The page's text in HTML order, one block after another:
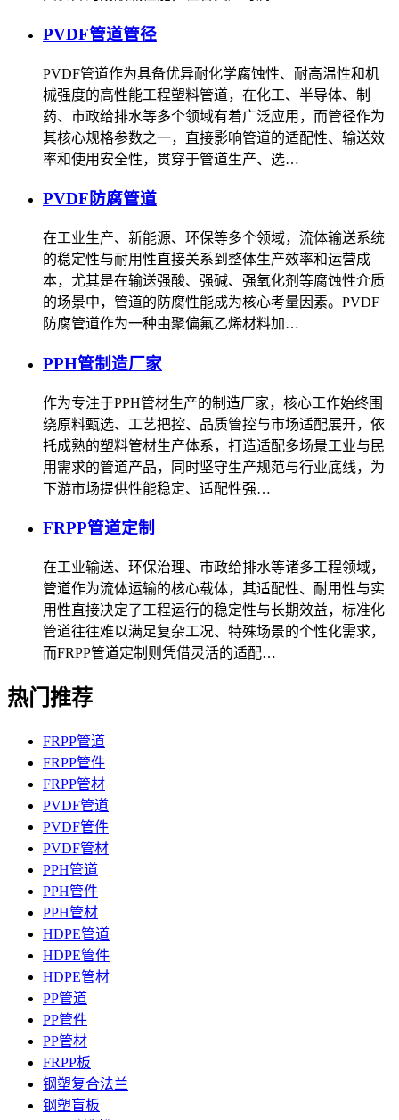
PVDF管道管径
PVDF管道作为具备优异耐化学腐蚀性、耐高温性和机
械强度的高性能工程塑料管道，在化工、半导体、制
药、市政给排水等多个领域有着广泛应用，而管径作为
其核心规格参数之一，直接影响管道的适配性、输送效
率和使用安全性，贯穿于管道生产、选…
PVDF防腐管道
在工业生产、新能源、环保等多个领域，流体输送系统
的稳定性与耐用性直接关系到整体生产效率和运营成
本，尤其是在输送强酸、强碱、强氧化剂等腐蚀性介质
的场景中，管道的防腐性能成为核心考量因素。PVDF
防腐管道作为一种由聚偏氟乙烯材料加…
PPH管制造厂家
作为专注于PPH管材生产的制造厂家，核心工作始终围
绕原料甄选、工艺把控、品质管控与市场适配展开，依
托成熟的塑料管材生产体系，打造适配多场景工业与民
用需求的管道产品，同时坚守生产规范与行业底线，为
下游市场提供性能稳定、适配性强…
FRPP管道定制
在工业输送、环保治理、市政给排水等诸多工程领域，
管道作为流体运输的核心载体，其适配性、耐用性与实
用性直接决定了工程运行的稳定性与长期效益，标准化
管道往往难以满足复杂工况、特殊场景的个性化需求，
而FRPP管道定制则凭借灵活的适配…
热门推荐
FRPP管道
FRPP管件
FRPP管材
PVDF管道
PVDF管件
PVDF管材
PPH管道
PPH管件
PPH管材
HDPE管道
HDPE管件
HDPE管材
PP管道
PP管件
PP管材
FRPP板
钢塑复合法兰
钢塑盲板